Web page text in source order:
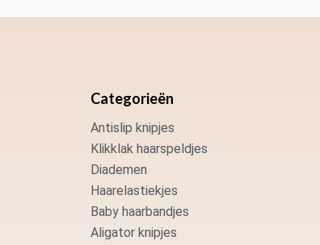
Categorieën
Antislip knipjes
Klikklak haarspeldjes
Diademen
Haarelastiekjes
Baby haarbandjes
Aligator knipjes